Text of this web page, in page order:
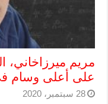
مريم ميرزاخاني،
على أعلى وسام
28 سبتمبر، 2020